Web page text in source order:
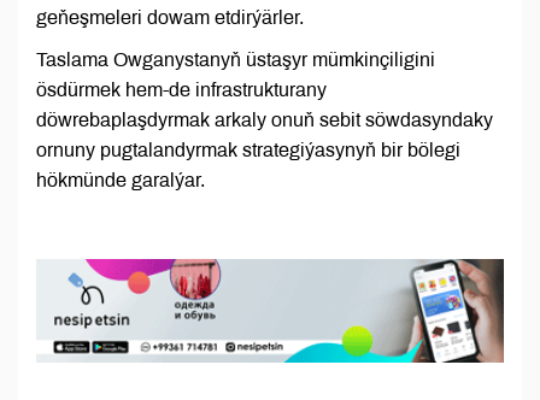
geňeşmeleri dowam etdirýärler.
Taslama Owganystanyň üstaşyr mümkinçiligini
ösdürmek hem-de infrastrukturany
döwrebaplaşdyrmak arkaly onuň sebit söwdasyndaky
ornuny pugtalandyrmak strategiýasynyň bir bölegi
hökmünde garalýar.